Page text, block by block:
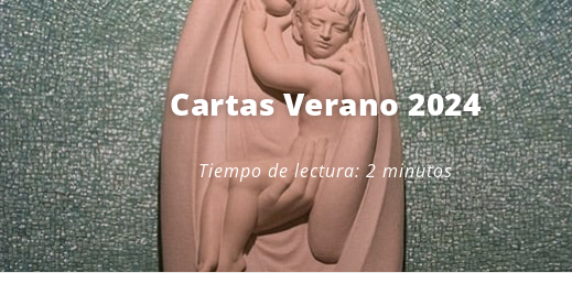
Cartas Verano 2024
Tiempo de lectura: 2 minutos